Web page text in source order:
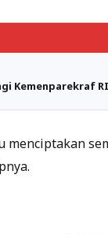
Kemenparekraf RI
menciptakan